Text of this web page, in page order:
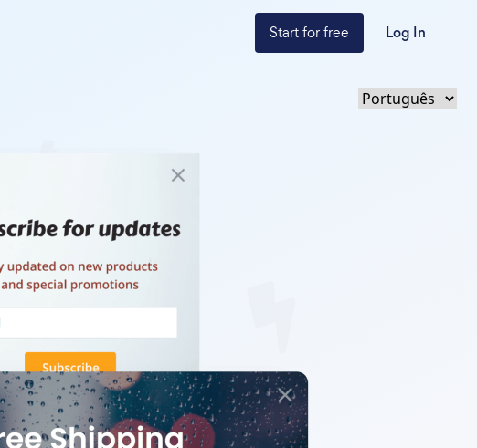
Start for free Log In